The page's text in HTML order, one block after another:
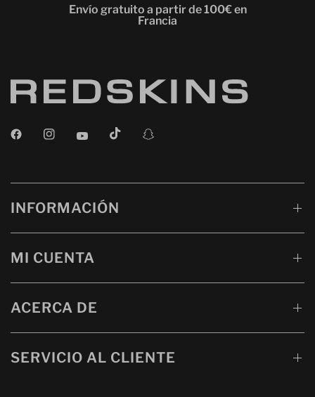
Envío gratuito a partir de 100€ en
Francia
INFORMACIÓN
MI CUENTA
ACERCA DE
SERVICIO AL CLIENTE